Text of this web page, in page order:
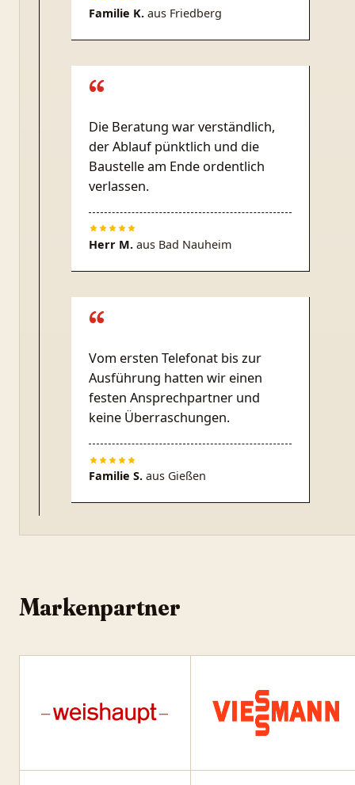
Familie K. aus Friedberg
“
Die Beratung war verständlich,
der Ablauf pünktlich und die
Baustelle am Ende ordentlich
verlassen.
Herr M. aus Bad Nauheim
“
Vom ersten Telefonat bis zur
Ausführung hatten wir einen
festen Ansprechpartner und
keine Überraschungen.
Familie S. aus Gießen
Markenpartner